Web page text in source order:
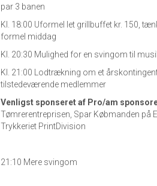
par 3 banen
Kl. 18:00 Uformel let grillbuffet kr. 150,
formel middag
Kl. 20:30 Mulighed for en svingom til
Kl. 21:00 Lodtrækning om et
tilstedeværende medlemmer
Venligst sponseret af Pro/am
Tømrerentreprisen, Spar Købmanden på
Trykkeriet PrintDivision
21:10 Mere svingom